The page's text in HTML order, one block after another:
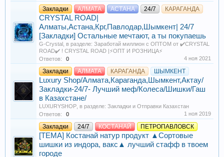
Закладки АЛМАТА АСТАНА 24/7 КАРАГАНДА
CRYSTAL ROAD|
Алматы,Астана,Крг,Павлодар,Шымкент| 24/7
[Закладки] Остальные мечтают, а ты покупаешь
G-Crystal , в разделе: Заработай миллион с ОПТОМ от ✔️CRYSTAL
ROAD✔️ ! CRYSTAL ROAD |⚡️ОПТ И РОЗНИЦА⚡️
Ответов:
0 4 ноя 2021
Закладки АЛМАТА КАРАГАНДА ШЫМКЕНТ
Luxury Shop/Алмата,Караганда,Шымкент,Актау/
Закладки-24/7- Лучший меф/Колеса/Шишки/Гаш
в Казахстане/
LUXURYSHOP , в разделе: Закладки и Отправки Казахстан
Ответов:
0 1 ноя 2019
Закладки 24/7 КОСТАНАЙ ПЕТРОПАВЛОВСК
[TEMA] Костанай натур продукт ▲Сортовые
шишки из индора, вакс▲ лучший стафф в твоем
городе